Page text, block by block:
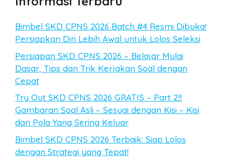
Bimbel SKD CPNS 2026 Batch #4 Resmi Dibuka!
Persiapkan Diri Lebih Awal untuk Lolos Seleksi
Persiapan SKD CPNS 2026 – Belajar Mulai
Dasar, Tips dan Trik Kerjakan Soal dengan
Cepat
Try Out SKD CPNS 2026 GRATIS – Part 2‼️
Gambaran Soal Asli – Sesuai dengan Kisi – Kisi
dan Pola Yang Sering Keluar
Bimbel SKD CPNS 2026 Terbaik: Siap Lolos
dengan Strategi yang Tepat!